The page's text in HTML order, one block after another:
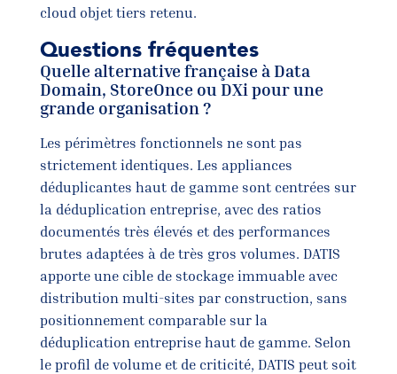
cloud objet tiers retenu.
Questions fréquentes
Quelle alternative française à Data
Domain, StoreOnce ou DXi pour une
grande organisation ?
Les périmètres fonctionnels ne sont pas
strictement identiques. Les appliances
déduplicantes haut de gamme sont centrées sur
la déduplication entreprise, avec des ratios
documentés très élevés et des performances
brutes adaptées à de très gros volumes. DATIS
apporte une cible de stockage immuable avec
distribution multi-sites par construction, sans
positionnement comparable sur la
déduplication entreprise haut de gamme. Selon
le profil de volume et de criticité, DATIS peut soit